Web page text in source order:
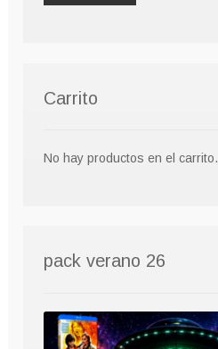
Carrito
No hay productos en el carrito.
pack verano 26